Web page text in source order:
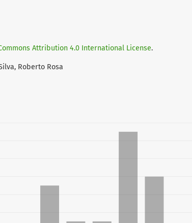
Attribution 4.0 International License.
Roberto Rosa